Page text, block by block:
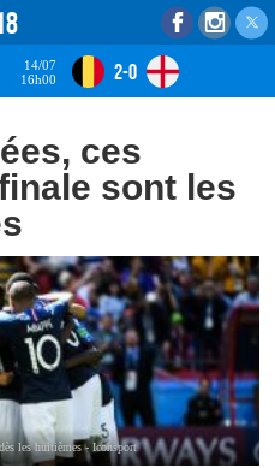
14/07
16h00
2-0
ces
sont les
les huitièmes - Iconsport